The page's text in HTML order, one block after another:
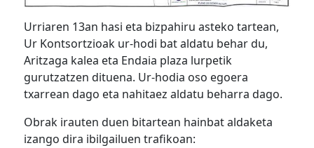
Urriaren 13an hasi eta bizpahiru asteko tartean,
Ur Kontsortzioak ur-hodi bat aldatu behar du,
Aritzaga kalea eta Endaia plaza lurpetik
gurutzatzen dituena. Ur-hodia oso egoera
txarrean dago eta nahitaez aldatu beharra dago.
Obrak irauten duen bitartean hainbat aldaketa
izango dira ibilgailuen trafikoan: